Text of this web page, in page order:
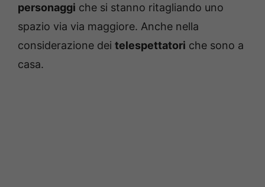
personaggi che si stanno ritagliando uno
spazio via via maggiore. Anche nella
considerazione dei telespettatori che sono a
casa.